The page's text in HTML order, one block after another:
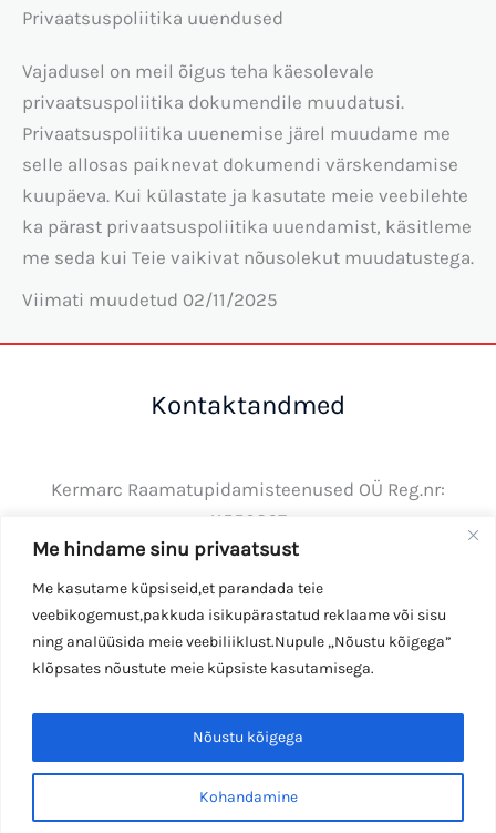
Me hindame sinu privaatsust
Me kasutame küpsiseid,et parandada teie
veebikogemust,pakkuda isikupärastatud reklaame või sisu
ning analüüsida meie veebiliiklust.Nupule „Nõustu kõigega”
klõpsates nõustute meie küpsiste kasutamisega.
Kohandamine
Nõustu kõigega
Privaatsuspoliitika uuendused
Vajadusel on meil õigus teha käesolevale
privaatsuspoliitika dokumendile muudatusi.
Privaatsuspoliitika uuenemise järel muudame me
selle allosas paiknevat dokumendi värskendamise
kuupäeva. Kui külastate ja kasutate meie veebilehte
ka pärast privaatsuspoliitika uuendamist, käsitleme
me seda kui Teie vaikivat nõusolekut muudatustega.
Viimati muudetud 02/11/2025
Kontaktandmed
Kermarc Raamatupidamisteenused OÜ Reg.nr:
11550867
Tel: +372 50 34410
E-post:info@kermarc.ee
Copyright © 2026 Kermarc OÜ
Andmekaitsetingimused